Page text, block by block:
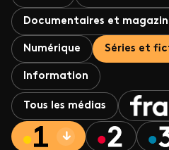
Documentaires et
Numérique Séries et
Information
Tous les médias